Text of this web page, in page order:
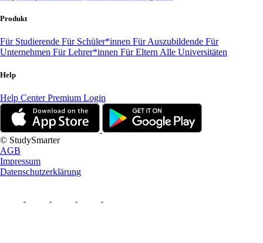
Produkt
Für Studierende Für Schüler*innen Für Auszubildende Für
Unternehmen Für Lehrer*innen Für Eltern Alle Universitäten
Help
Help CenterPremium Login
© StudySmarter
AGB
Impressum
Datenschutzerklärung